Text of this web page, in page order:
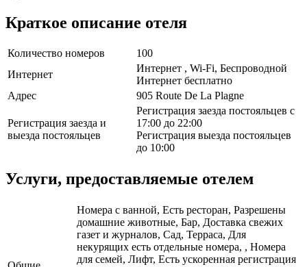
Краткое описание отеля
Количество номеров
100
Интернет
Интернет , Wi-Fi, Беспроводной
Интернет бесплатно
Адрес
905 Route De La Plagne
Регистрация заезда и
выезда постояльцев
Регистрация заезда постояльцев с
17:00 до 22:00
Регистрация выезда постояльцев
до 10:00
Услуги, предоставляемые отелем
Номера с ванной, Есть ресторан, Разрешены
домашние животные, Бар, Доставка свежих
газет и журналов, Сад, Терраса, Для
некурящих есть отдельные номера, , Номера
для семей, Лифт, Есть ускоренная регистрация